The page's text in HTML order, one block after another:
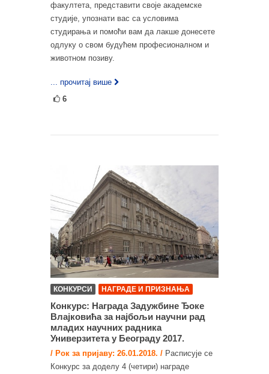
факултета, представити своје академске
студије, упознати вас са условима
студирања и помоћи вам да лакше донесете
одлуку о свом будућем професионалном и
животном позиву.
... прочитај више
6
КОНКУРСИ НАГРАДЕ И ПРИЗНАЊА
Конкурс: Награда Задужбине Ђоке
Влајковића за најбољи научни рад
младих научних радника
Универзитета у Београду 2017.
/ Рок за пријаву: 26.01.2018. / Расписује се
Конкурс за доделу 4 (четири) награде